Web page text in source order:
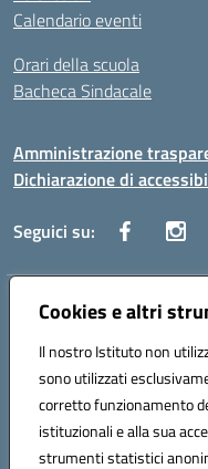
Cookies e altri
Il nostro Istituto non
sono utilizzati
corretto funzionamento
istituzionali e alla sua
strumenti statistici
Calendario eventi
Orari della scuola
Bacheca Sindacale
Amministrazione
Dichiarazione di
Seguici su:
Indirizzo:Via Vaccari n.5 e
Posta elettronica certificata
Codice fiscale: 82004490817
Codice meccanografico: